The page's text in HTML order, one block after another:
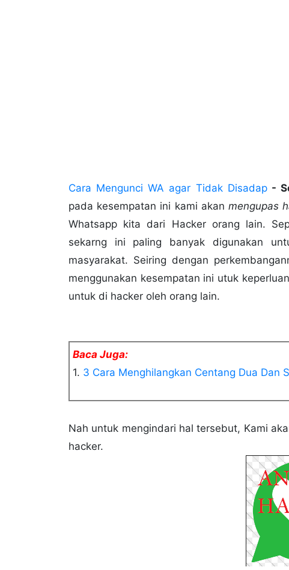
Cara Mengunci WA agar Tidak Disadap-
pada kesempatan ini kami akan mengupas
Whatsapp kita dari Hacker orang lain.
sekarng ini paling banyak digunakan
masyarakat. Seiring dengan
menggunakan kesempatan ini utuk
untuk di hacker oleh orang lain.
Baca Juga:
1. 3 Cara Menghilangkan Centang Dua Dan
Cara Membuat Pesan Whatsapp Palsu
Nah untuk mengindari hal tersebut, Kami
hacker.